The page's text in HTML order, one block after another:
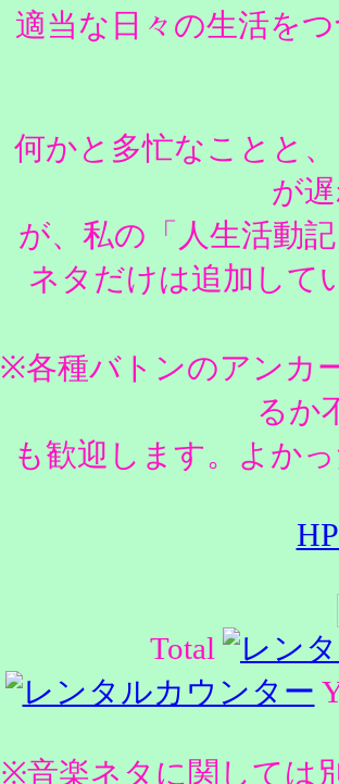
適当な日々の生活を
何かと多忙なことと
が
が、私の「人生活動
ネタだけは追加して
※各種バトンのアンカ
るか
も歓迎します。よか
Total
※音楽ネタに関しては